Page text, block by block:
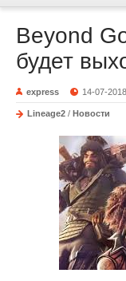
Beyond
будет
express 14-07-
Lineage2 / Новости